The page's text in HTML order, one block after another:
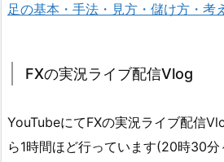
足の基本・手法・見方・儲け方・考
FXの実況ライブ配信Vlog
YouTubeにてFXの実況ライブ配信
ら1時間ほど行っています(20時30分